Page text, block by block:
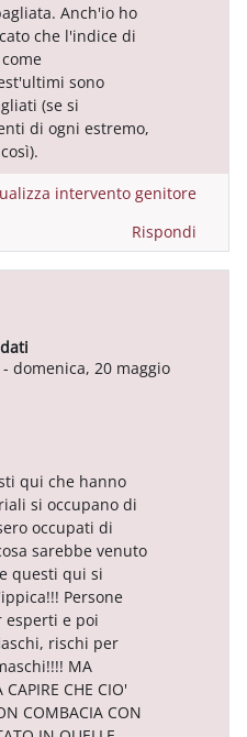
Anch'io ho
che l'indice di
sono
(se si
di ogni estremo,
intervento genitore
Rispondi
-domenica, 20 maggio
qui che hanno
si occupano di
occupati di
sarebbe venuto
questi qui si
Persone
esperti e poi
rischi per
MA
CHE CIO'
COMBACIA CON